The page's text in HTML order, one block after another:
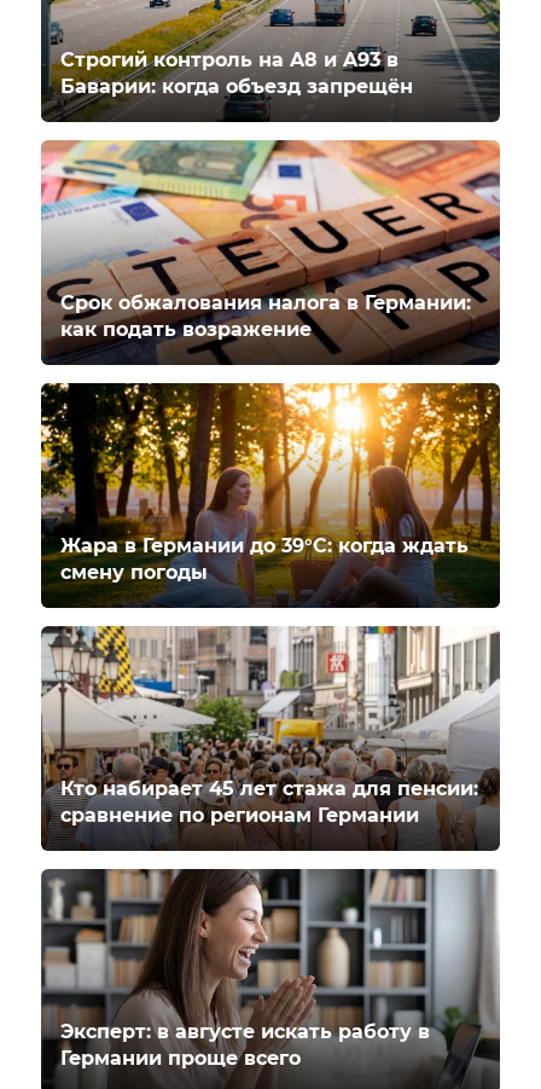
Строгий контроль на A8 и A93 в
Баварии: когда объезд запрещён
Срок обжалования налога в Германии:
как подать возражение
Жара в Германии до 39°C: когда ждать
смену погоды
Кто набирает 45 лет стажа для пенсии:
сравнение по регионам Германии
Эксперт: в августе искать работу в
Германии проще всего